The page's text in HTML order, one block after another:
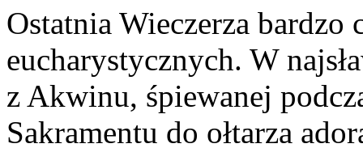
Ostatnia Wieczerza bardzo
eucharystycznych. W
z Akwinu, śpiewanej
Sakramentu do ołtarza